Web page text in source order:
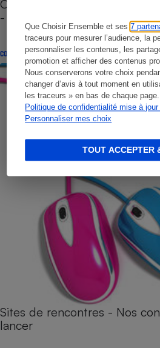
Que Choisir Ensemble et ses7
traceurs pour mesurer l’audience, la
personnaliser les contenus, les
promotion et afficher des contenus
Nous conserverons votre choix
changer d’avis à tout moment en
les traceurs » en bas de chaque page.
Politique de confidentialité mise à
Personnaliser mes choix
TOUT ACCEPTER
Cafetière à capsules zéro
- Premières impressions
CONSEILS
Sites de rencontres - Nos
lancer